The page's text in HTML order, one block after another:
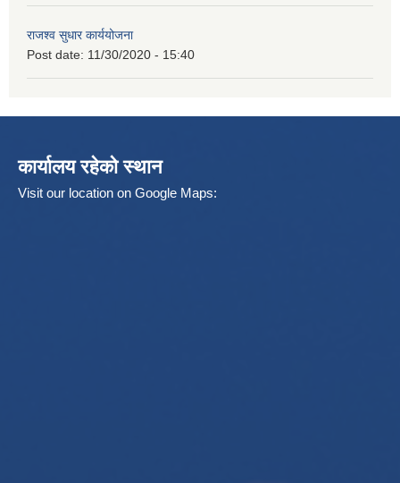
राजश्व सुधार कार्ययोजना
Post date: 11/30/2020 - 15:40
कार्यालय रहेको स्थान
Visit our location on Google Maps: